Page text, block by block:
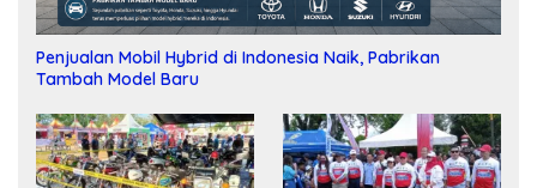
Penjualan Mobil Hybrid di Indonesia Naik, Pabrikan
Tambah Model Baru